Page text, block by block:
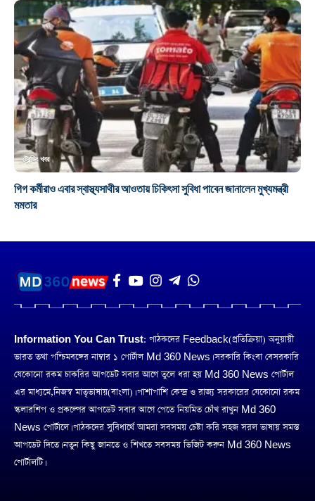
ট্রেন্ডিং খবর
গিগ কর্মীরাও এবার স্বাস্থ্যসাথীর আওতায় চিকিৎসা সুবিধা পাবেন জানালেন মুখ্যমন্ত্রী
মমতার
Information You Can Trust: পাঠকদের Feedback(প্রতিক্রিয়া) অনুয়ায়ী
ভারত তথা পশ্চিমবঙ্গের নাম্বার ১ পোর্টাল Md 360 News। সরকারি কিংবা বেসরকারি
যেকোনো রকম চাকরির আপডেট সবার আগে তুলে ধরা হয় Md 360 News পোর্টাল
এর মাধ্যমে,নিজস্ব মাতৃভাষায়(বাংলা)। পাশাপাশি কেন্দ্র ও রাজ্য সরকারের যেকোনো রকম
স্কলারশিপ ও প্রকল্পের আপডেট সবার আগে পেতে নিয়মিত চোঁখ রাখুন Md 360
News পোর্টালে। পাঠকদের সুবিধার্থে আমরা সবসময় চেষ্টা করি সহজ সরল ভাষায় সমস্ত
আপডেট দিতে। নতুন কিছু জানতে ও শিখতে সবসময় ভিজিট করুন Md 360 News
পোর্টালটি।